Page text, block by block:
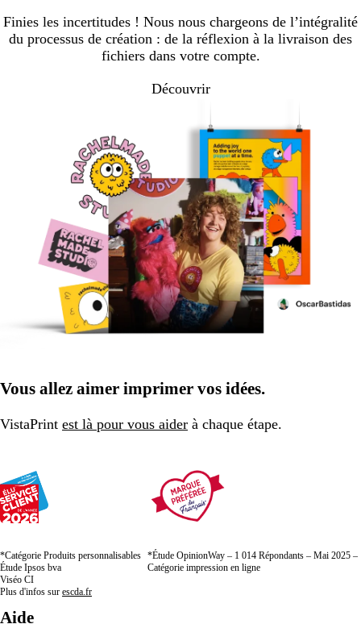
Finies les incertitudes ! Nous nous chargeons de l’intégralité
du processus de création : de la réflexion à la livraison des
fichiers dans votre compte.
Découvrir
Vous allez aimer imprimer vos idées.
VistaPrint est là pour vous aider à chaque étape.
*Catégorie Produits personnalisables
Étude Ipsos bva
Viséo CI
Plus d'infos sur escda.fr
*Étude OpinionWay – 1 014 Répondants – Mai 2025 –
Catégorie impression en ligne
Aide